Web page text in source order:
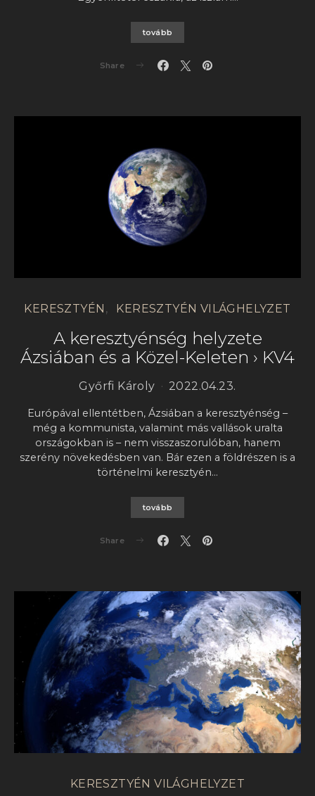
tovább
Share
KERESZTYÉN KERESZTYÉN VILÁGHELYZET
A keresztyénség helyzete
Ázsiában és a Közel-Keleten › KV4
Győrfi Károly 2022.04.23.
Európával ellentétben, Ázsiában a keresztyénség –
még a kommunista, valamint más vallások uralta
országokban is – nem visszaszorulóban, hanem
szerény növekedésben van. Bár ezen a földrészen is a
történelmi keresztyén…
tovább
Share
KERESZTYÉN VILÁGHELYZET